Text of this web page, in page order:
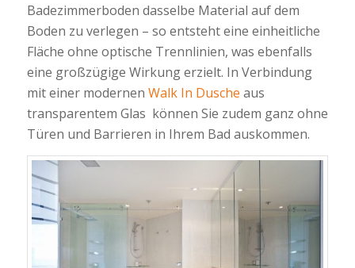
Badezimmerboden dasselbe Material auf dem
Boden zu verlegen – so entsteht eine einheitliche
Fläche ohne optische Trennlinien, was ebenfalls
eine großzügige Wirkung erzielt. In Verbindung
mit einer modernen Walk In Dusche aus
transparentem Glas können Sie zudem ganz ohne
Türen und Barrieren in Ihrem Bad auskommen.